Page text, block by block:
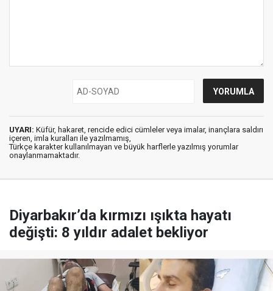
UYARI: Küfür, hakaret, rencide edici cümleler veya imalar, inançlara saldırı
içeren, imla kuralları ile yazılmamış,
Türkçe karakter kullanılmayan ve büyük harflerle yazılmış yorumlar
onaylanmamaktadır.
Diyarbakır’da kırmızı ışıkta hayatı
değişti: 8 yıldır adalet bekliyor